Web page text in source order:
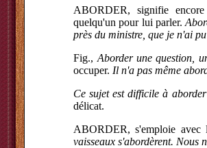
ABORDER, signifie
quelqu'un pour lui parler.
près du ministre, que je n'ai
Fig., Aborder une question,
occuper. Il n'a pas même
Ce sujet est difficile à
délicat.
ABORDER, s'emploie
vaisseaux s'abordèrent. Nous